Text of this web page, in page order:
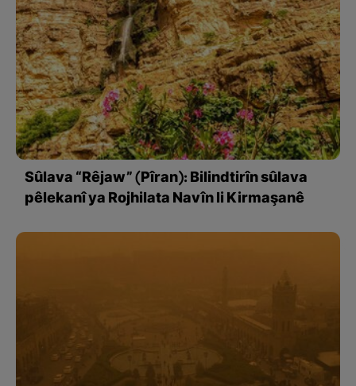
Sûlava “Rêjaw” (Pîran): Bilindtirîn sûlava
pêlekanî ya Rojhilata Navîn li Kirmaşanê